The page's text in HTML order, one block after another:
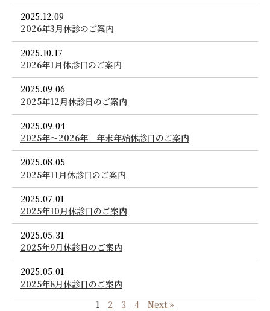
2025.12.09
2026年3月休診のご案内
2025.10.17
2026年1月休診日のご案内
2025.09.06
2025年12月休診日のご案内
2025.09.04
2025年～2026年 年末年始休診日のご案内
2025.08.05
2025年11月休診日のご案内
2025.07.01
2025年10月休診日のご案内
2025.05.31
2025年9月休診日のご案内
2025.05.01
2025年8月休診日のご案内
1
2 3 4 Next »